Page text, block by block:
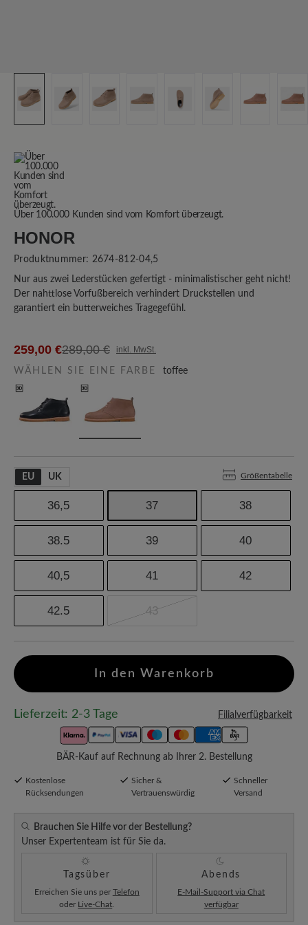
Über 100.000 Kunden sind vom Komfort überzeugt.
HONOR
Produktnummer: 2674-812-04,5
Nur aus zwei Lederstücken gefertigt - minimalistischer geht nicht!
Der nahttlose Vorfußbereich verhindert Druckstellen und
garantiert ein butterweiches Tragegefühl.
259,00 €289,00 € inkl. MwSt.
WÄHLEN SIE EINE FARBE toffee
EU UK Größentabelle
36,5 37 38
38.5 39 40
40,5 41 42
42.5 43
In den Warenkorb
Lieferzeit: 2-3 Tage Filialverfügbarkeit
BÄR-Kauf auf Rechnung ab Ihrer 2. Bestellung
Kostenlose
Rücksendungen
Sicher &
Vertrauenswürdig
Schneller
Versand
Brauchen Sie Hilfe vor der Bestellung?
Unser Expertenteam ist für Sie da.
Tagsüber
Erreichen Sie uns per Telefon
oder Live-Chat
Abends
E-Mail-Support via Chat
verfügbar